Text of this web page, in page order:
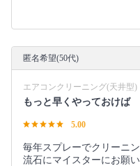
匿名希望(50代)
エアコンクリーニング(天井型)
もっと早くやっておけば
5.00
毎年スプレーでクリーニ
流石にマイスターにお願